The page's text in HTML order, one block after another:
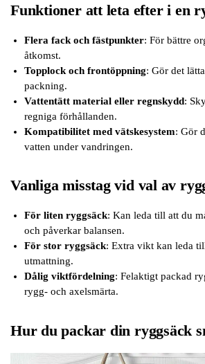
Funktioner att leta efter i en
Flera fack och fästpunkter: För bättre
åtkomst.
Topplock och frontöppning: Gör det
packning.
Vattentätt material eller regnskydd:
regniga förhållanden.
Kompatibilitet med vätskesystem: Gör
vatten under vandringen.
Vanliga misstag vid val av
För liten ryggsäck: Kan leda till att du
och påverkar balansen.
För stor ryggsäck: Extra vikt kan leda
utmattning.
Dålig viktfördelning: Felaktigt packad
rygg- och axelsmärta.
Hur du packar din ryggsäck